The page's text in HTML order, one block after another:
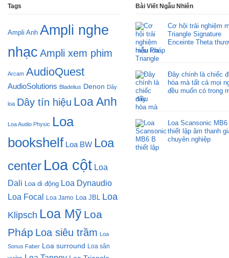
Tags
Ampli Anh Ampli nghe
nhạc Ampli xem phim
Arcam AudioQuest
AudioSolutions Bladelius Denon Dây
loa Dây tín hiệu Loa Anh
Loa Audio Physic Loa
bookshelf Loa BW Loa
center Loa cột Loa
Dali Loa di động Loa Dynaudio
Loa Focal
Loa Jamo Loa JBL Loa
Klipsch Loa Mỹ Loa
Pháp Loa siêu trầm Loa
Sonus Faber Loa surround Loa sân
Bài Viết Ngẫu Nhiên
Cơ hội trải nghiệm
Triangle Signature
Enceinte Theta
hiệu Pháp
Đây chính là chiếc
hòa mà tất cả mọi
đều muốn có trong
này.
Loa Scansonic MB6
thiết lập âm thanh
chuyên nghiệp